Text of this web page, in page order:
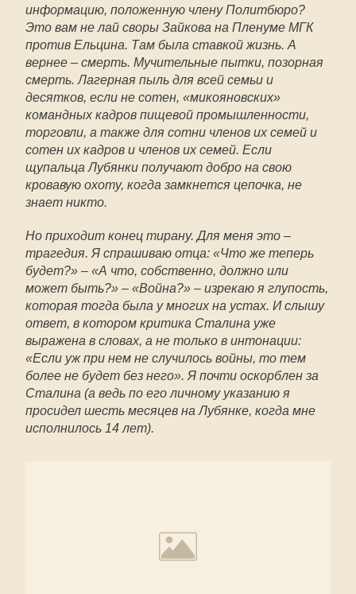
информацию, положенную члену Политбюро?
Это вам не лай своры Зайкова на Пленуме МГК
против Ельцина. Там была ставкой жизнь. А
вернее – смерть. Мучительные пытки, позорная
смерть. Лагерная пыль для всей семьи и
десятков, если не сотен, «микояновских»
командных кадров пищевой промышленности,
торговли, а также для сотни членов их семей и
сотен их кадров и членов их семей. Если
щупальца Лубянки получают добро на свою
кровавую охоту, когда замкнется цепочка, не
знает никто.
Но приходит конец тирану. Для меня это –
трагедия. Я спрашиваю отца: «Что же теперь
будет?» – «А что, собственно, должно или
может быть?» – «Война?» – изрекаю я глупость,
которая тогда была у многих на устах. И слышу
ответ, в котором критика Сталина уже
выражена в словах, а не только в интонации:
«Если уж при нем не случилось войны, то тем
более не будет без него». Я почти оскорблен за
Сталина (а ведь по его личному указанию я
просидел шесть месяцев на Лубянке, когда мне
исполнилось 14 лет).